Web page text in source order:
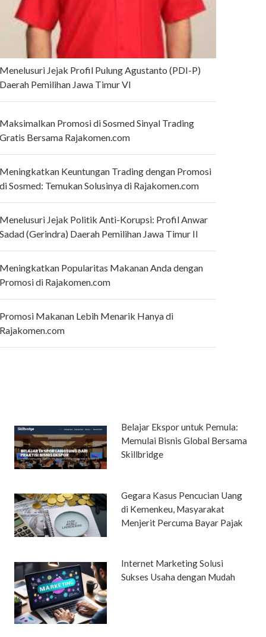
Jejak Profil Pulung Agustanto (PDI-P)
Pemilihan Jawa Timur VI
Promosi di Sosmed Sinyal Trading
Bersama Rajakomen.com
Keuntungan Trading dengan Promosi
Sosmed: Temukan Solusinya di Rajakomen.com
Jejak Politik Anti-Korupsi: Profil Anwar
(Gerindra) Daerah Pemilihan Jawa Timur II
Popularitas Makanan Anda dengan
di Rajakomen.com
Makanan Lebih Menarik Hanya di
Belajar Ekspor untuk Pemula:
Memulai Bisnis Global Bersama
Skillbridge
Gegara Kasus Pencucian Uang
di Kemenkeu, Masyarakat
Menjerit Percuma Bayar Pajak
Internet Marketing Solusi
Sukses Usaha dengan Mudah